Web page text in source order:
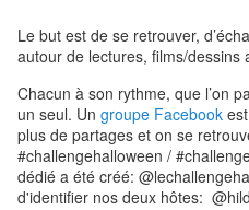
Le but est de se retrouver,
autour de lectures, films/dessins
Chacun à son rythme, que l’on
un seul. Un groupe Facebook
plus de partages et on se
#challengehalloween /
dédié a été créé:
d'identifier nos deux hôtes: